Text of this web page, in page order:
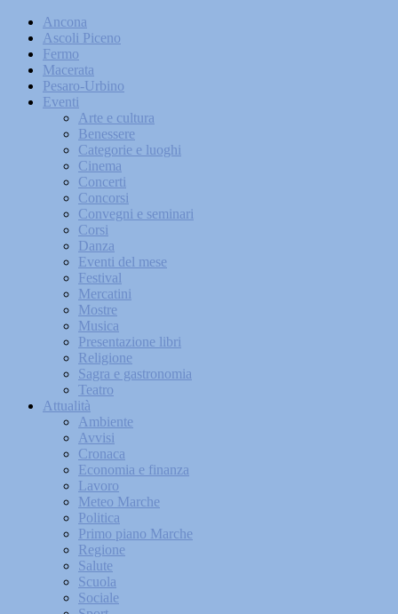
Ancona
Ascoli Piceno
Fermo
Macerata
Pesaro-Urbino
Eventi
Arte e cultura
Benessere
Categorie e luoghi
Cinema
Concerti
Concorsi
Convegni e seminari
Corsi
Danza
Eventi del mese
Festival
Mercatini
Mostre
Musica
Presentazione libri
Religione
Sagra e gastronomia
Teatro
Attualità
Ambiente
Avvisi
Cronaca
Economia e finanza
Lavoro
Meteo Marche
Politica
Primo piano Marche
Regione
Salute
Scuola
Sociale